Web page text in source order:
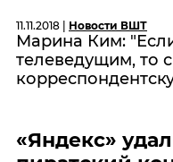
11.11.2018 | Новости ВШТ
Марина Ким:
телеведущим, то
«Яндекс»